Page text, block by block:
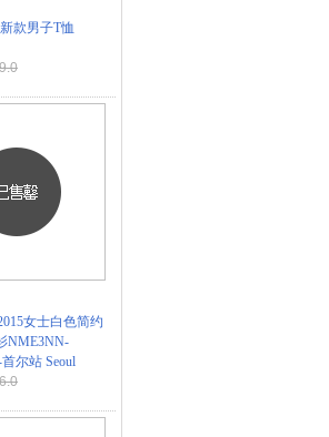
款男子T恤
女士白色简约
NME3NN-
尔站 Seoul